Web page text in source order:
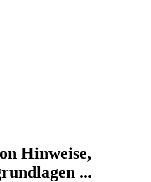
Hinweise,
...